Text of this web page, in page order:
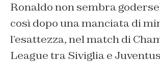
Ronaldo non sembra
così dopo una manciata di
l’esattezza, nel match di
League tra Siviglia e